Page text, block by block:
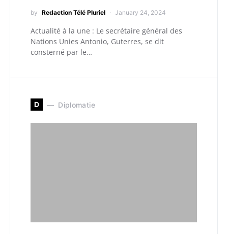
by Redaction Télé Pluriel January 24, 2024
Actualité à la une : Le secrétaire général des
Nations Unies Antonio, Guterres, se dit
consterné par le…
D Diplomatie